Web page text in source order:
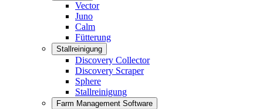
Vector
Juno
Calm
Fütterung
Stallreinigung
Discovery Collector
Discovery Scraper
Sphere
Stallreinigung
Farm Management Software